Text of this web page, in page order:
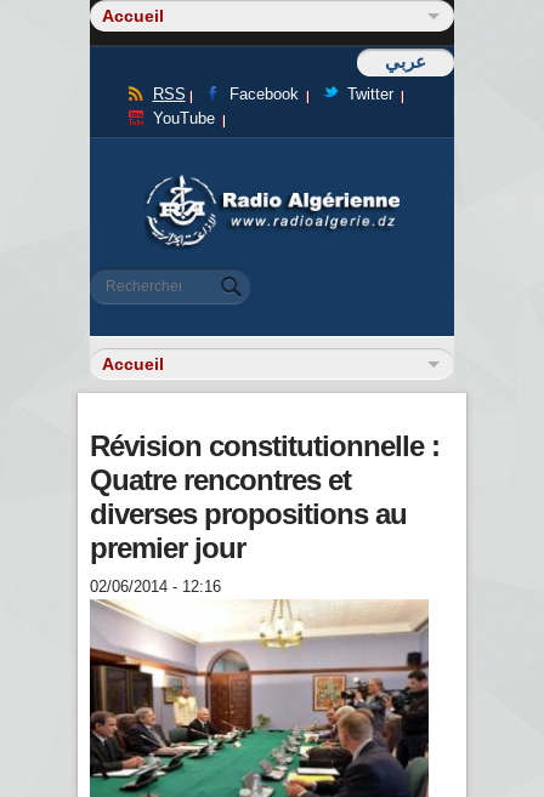
عربي
RSS Facebook
Twitter
YouTube
Formulaire de recherche
Rechercher
Révision constitutionnelle :
Quatre rencontres et
diverses propositions au
premier jour
02/06/2014 - 12:16